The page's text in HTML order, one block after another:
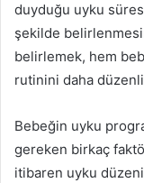
duyduğu uyku
şekilde
belirlemek, hem
rutinini daha
Bebeğin uyku
gereken birkaç
itibaren uyku